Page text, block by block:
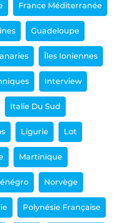
France Méditerranée
Guadeloupe
Îles Ioniennes
Interview
Italie Du Sud
Ligurie Lot
Martinique
Norvège
Polynésie Française